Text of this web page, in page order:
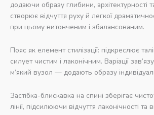
додаючи образу глибини, архітектурності
створює відчуття руху й легкої
при цьому витонченим і збалансованим.
Пояс як елемент стилізації: підкреслює
силует чистим і лаконічним. Варіації
м’який вузол — додають образу
Застібка-блискавка на спині зберігає
лінії, підсилюючи відчуття лаконічності та